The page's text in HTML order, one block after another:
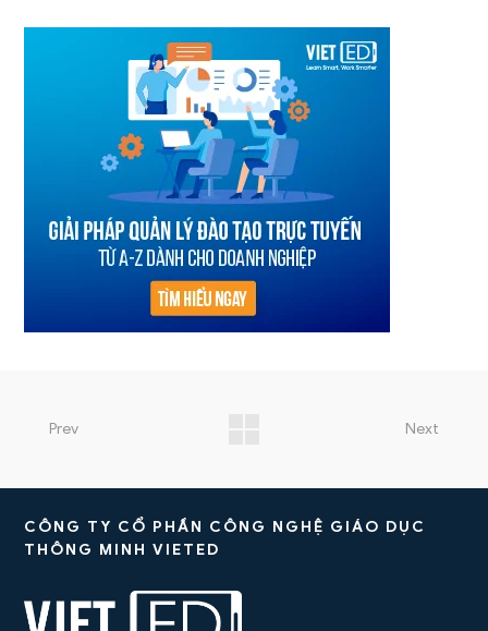
Prev Next
CÔNG TY CỔ PHẦN CÔNG NGHỆ GIÁO DỤC
THÔNG MINH VIETED